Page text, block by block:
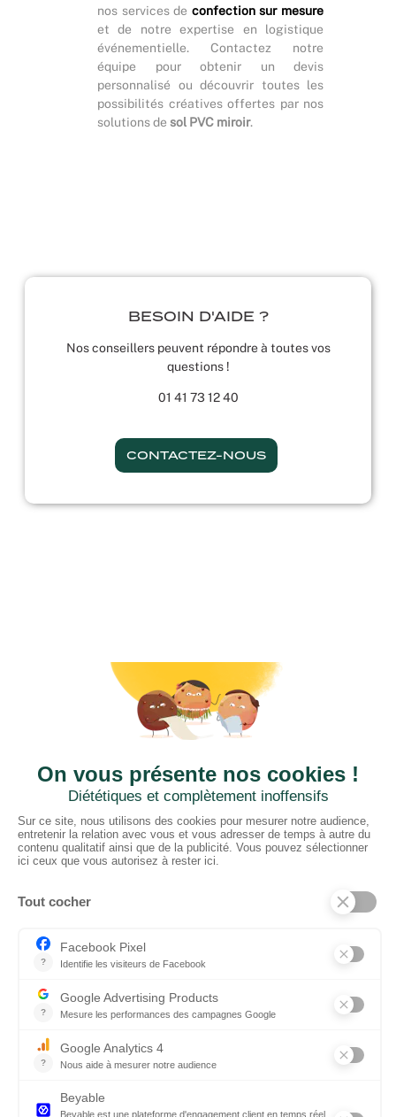
nos services de confection sur mesure
et de notre expertise en logistique
événementielle. Contactez notre
équipe pour obtenir un devis
personnalisé ou découvrir toutes les
possibilités créatives offertes par nos
solutions de sol PVC miroir.
BESOIN D'AIDE ?
Nos conseillers peuvent répondre à toutes vos
questions !
01 41 73 12 40
CONTACTEZ-NOUS